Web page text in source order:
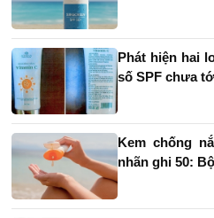
Phát hiện hai
số SPF chưa
Kem chống
nhãn ghi 50: